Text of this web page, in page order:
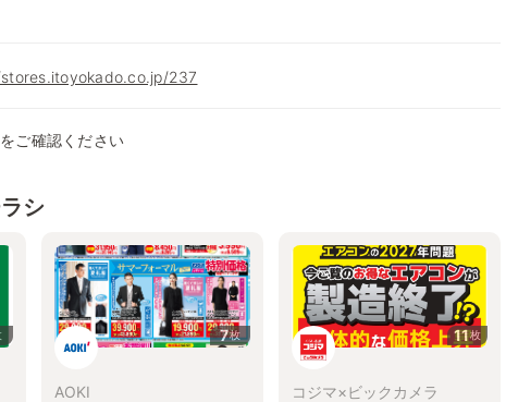
237
ご確認ください
シ
7枚
AOKI
11枚
コジマ×ビックカメラ